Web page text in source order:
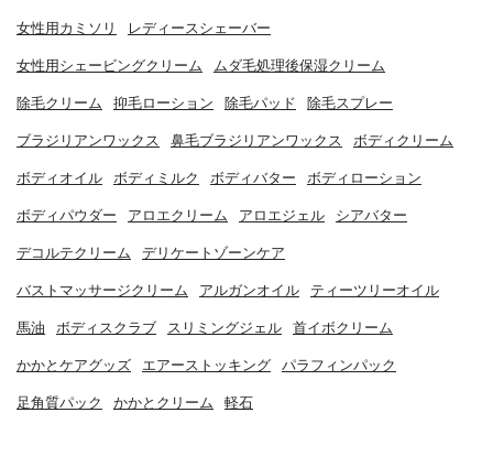
女性用カミソリ レディースシェーバー
女性用シェービングクリーム ムダ毛処理後保湿クリーム
除毛クリーム 抑毛ローション 除毛パッド 除毛スプレー
ブラジリアンワックス 鼻毛ブラジリアンワックス ボディクリーム
ボディオイル ボディミルク ボディバター ボディローション
ボディパウダー アロエクリーム アロエジェル シアバター
デコルテクリーム デリケートゾーンケア
バストマッサージクリーム アルガンオイル ティーツリーオイル
馬油 ボディスクラブ スリミングジェル 首イボクリーム
かかとケアグッズ エアーストッキング パラフィンパック
足角質パック かかとクリーム 軽石